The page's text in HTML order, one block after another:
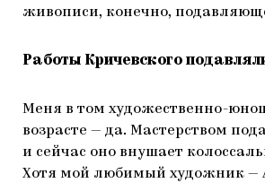
живописи, конечно,
Работы Кричевского
Меня в том художественно-
возрасте — да. Мастерством
и сейчас оно внушает
Хотя мой любимый художник —